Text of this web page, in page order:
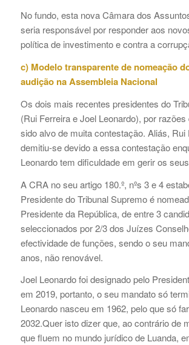
No fundo, esta nova Câmara dos
seria responsável por responder aos
política de investimento e contra a
c) Modelo transparente de nomeação
audição na Assembleia Nacional
Os dois mais recentes presidentes do
(Rui Ferreira e Joel Leonardo), por
sido alvo de muita contestação. Aliás, Rui
demitiu-se devido a essa contestação
Leonardo tem dificuldade em gerir os
A CRA no seu artigo 180.º, nºs 3 e 4
Presidente do Tribunal Supremo é
Presidente da República, de entre 3
seleccionados por 2/3 dos Juízes
efectividade de funções, sendo o seu
anos, não renovável.
Joel Leonardo foi designado pelo
em 2019, portanto, o seu mandato só
Leonardo nasceu em 1962, pelo que só
2032.Quer isto dizer que, ao contrário de
que fluem no mundo jurídico de Luanda,